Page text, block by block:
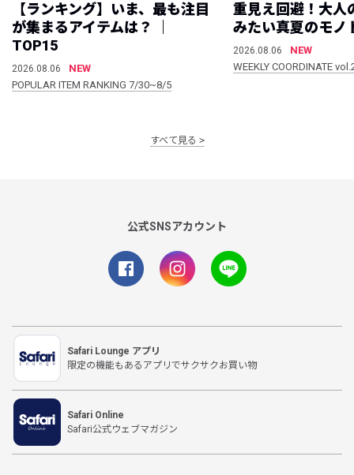
【ランキング】いま、最も注目
が集まるアイテムは？ ｜
TOP15
2026.08.06
NEW
POPULAR ITEM RANKING 7/30~8/5
重見え回避！大人
みたい真夏のモノ
2026.08.06
NEW
WEEKLY COORDINATE
すべて見る
公式SNSアカウント
Safari Lounge アプリ
限定の機能もあるアプリでサクサクお買い物
Safari Online
Safari公式ウェブマガジン